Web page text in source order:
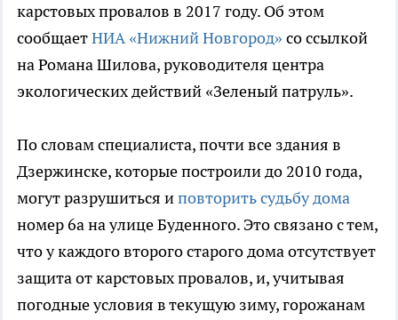
карстовых провалов в 2017 году. Об этом
сообщаетНИА «Нижний Новгород» со ссылкой
на Романа Шилова, руководителя центра
экологических действий «Зеленый патруль».
По словам специалиста, почти все здания в
Дзержинске, которые построили до 2010 года,
могут разрушиться иповторить судьбу дома
номер 6а на улице Буденного. Это связано с тем,
что у каждого второго старого дома отсутствует
защита от карстовых провалов, и, учитывая
погодные условия в текущую зиму, горожанам